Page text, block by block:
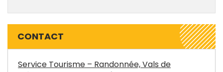
CONTACT
Service Tourisme – Randonnée, Vals de